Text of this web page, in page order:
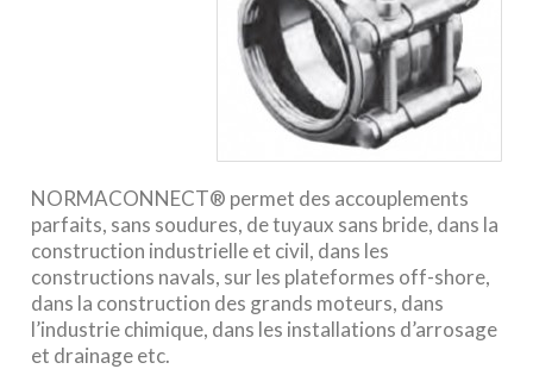
NORMACONNECT® permet des accouplements
parfaits, sans soudures, de tuyaux sans bride, dans la
construction industrielle et civil, dans les
constructions navals, sur les plateformes off-shore,
dans la construction des grands moteurs, dans
l’industrie chimique, dans les installations d’arrosage
et drainage etc.